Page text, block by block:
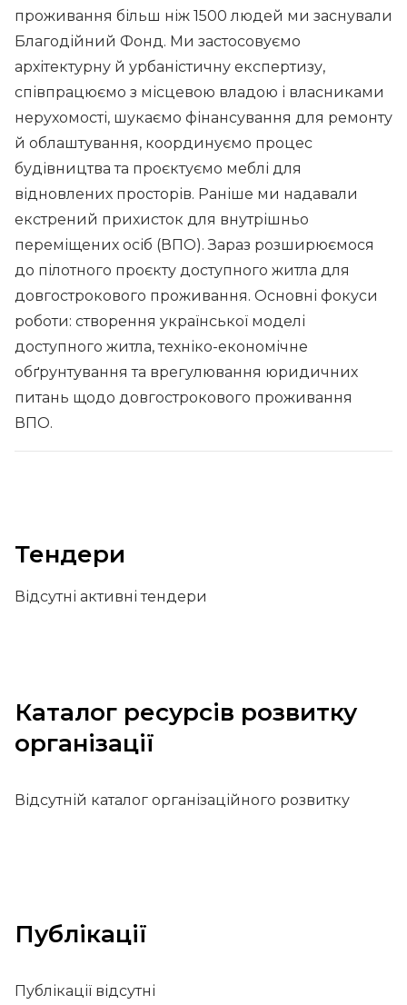
проживання більш ніж 1500 людей ми заснували
Благодійний Фонд. Ми застосовуємо
архітектурну й урбаністичну експертизу,
співпрацюємо з місцевою владою і власниками
нерухомості, шукаємо фінансування для ремонту
й облаштування, координуємо процес
будівництва та проєктуємо меблі для
відновлених просторів. Раніше ми надавали
екстрений прихисток для внутрішньо
переміщених осіб (ВПО). Зараз розширюємося
до пілотного проєкту доступного житла для
довгострокового проживання. Основні фокуси
роботи: створення української моделі
доступного житла, техніко-економічне
обґрунтування та врегулювання юридичних
питань щодо довгострокового проживання
ВПО.
Тендери
Відсутні активні тендери
Каталог ресурсів розвитку
організації
Відсутній каталог організаційного розвитку
Публікації
Публікації відсутні